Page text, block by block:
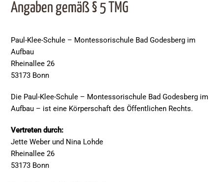
Angaben gemäß § 5 TMG
Paul-Klee-Schule – Montessorischule Bad Godesberg im
Aufbau
Rheinallee 26
53173 Bonn
Die Paul-Klee-Schule – Montessorischule Bad Godesberg im
Aufbau – ist eine Körperschaft des Öffentlichen Rechts.
Vertreten durch:
Jette Weber und Nina Lohde
Rheinallee 26
53173 Bonn